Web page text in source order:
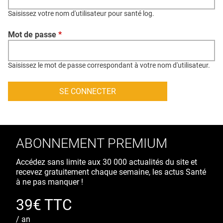
CONTACT
CRÉDITS
Saisissez votre nom d'utilisateur pour santé log.
Mot de passe *
Saisissez le mot de passe correspondant à votre nom d'utilisateur.
ABONNEMENT PREMIUM
Accédez sans limite aux 30 000 actualités du site et
recevez gratuitement chaque semaine, les actus Santé
à ne pas manquer !
39€ TTC
/ an